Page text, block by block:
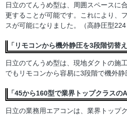
日立のてんうめ型は、周囲スペースに
更することが可能です。これにより、
スが可能になりました。（高静圧型224
「リモコンから機外静圧を3段階切替え
日立のてんうめ型は、現地ダクトの施
でもリモコンから容易に3段階で機外静
「45から160型で業界トップクラスの
日立の業務用エアコンは、業界トップ